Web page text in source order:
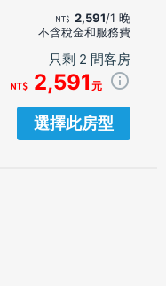
2,591/1 晚
不含稅金和服務費
只剩 2 間客房
2,591 元
選擇此房型